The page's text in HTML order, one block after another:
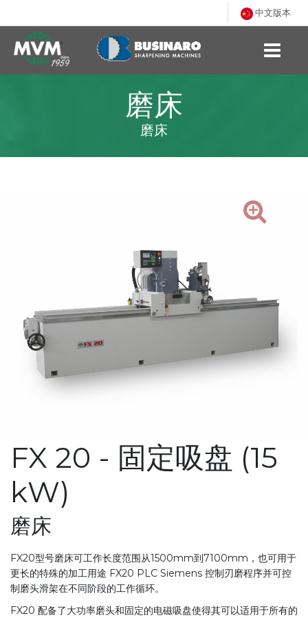
中文版本
磨床
磨床
FX 20 - 固定吸盘 (15
kW)
磨床
FX20型号磨床可工作长度范围从1500mm到7100mm，也可用于
更长的特殊的加工用途 FX20 PLC Siemens 控制刃磨程序并可控
制磨头滑架在不同阶段的工作循环。
FX20 配备了大功率磨头和固定的电磁吸盘使得其可以适用于所有的